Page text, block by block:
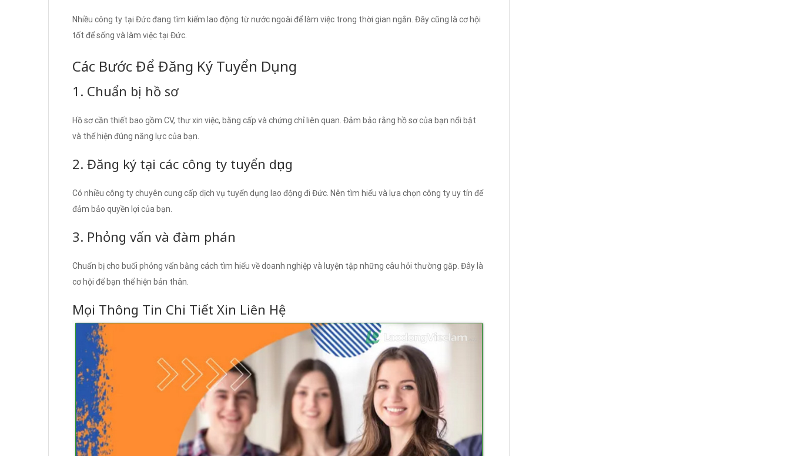
Nhiều công ty tại Đức đang tìm kiếm lao động từ nước ngoài để làm việc trong thời gian ngắn. Đây cũng là cơ hội
tốt để sống và làm việc tại Đức.
Các Bước Để Đăng Ký Tuyển Dụng
1. Chuẩn bị hồ sơ
Hồ sơ cần thiết bao gồm CV, thư xin việc, bằng cấp và chứng chỉ liên quan. Đảm bảo rằng hồ sơ của bạn nổi bật
và thể hiện đúng năng lực của bạn.
2. Đăng ký tại các công ty tuyển dụng
Có nhiều công ty chuyên cung cấp dịch vụ tuyển dụng lao động đi Đức. Nên tìm hiểu và lựa chọn công ty uy tín để
đảm bảo quyền lợi của bạn.
3. Phỏng vấn và đàm phán
Chuẩn bị cho buổi phỏng vấn bằng cách tìm hiểu về doanh nghiệp và luyện tập những câu hỏi thường gặp. Đây là
cơ hội để bạn thể hiện bản thân.
Mọi Thông Tin Chi Tiết Xin Liên Hệ